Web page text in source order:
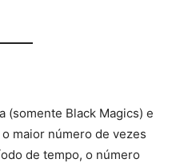
(somente Black Magics) e
maior número de vezes
de tempo, o número